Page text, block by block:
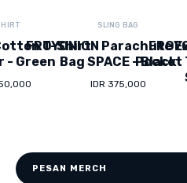
T-Shirt
- Green
SLING BAG
FROYONION Parachute
Bag SPACE - Black
IDR 375,000
Pocket
PESAN MERCH